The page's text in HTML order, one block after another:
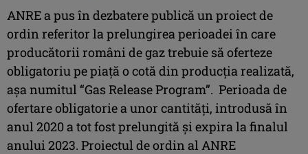
ANRE a pus în dezbatere publică un proiect de
ordin referitor la prelungirea perioadei în care
producătorii români de gaz trebuie să oferteze
obligatoriu pe piață o cotă din producția realizată,
așa numitul “Gas Release Program”. Perioada de
ofertare obligatorie a unor cantități, introdusă în
anul 2020 a tot fost prelungită și expira la finalul
anului 2023. Proiectul de ordin al ANRE